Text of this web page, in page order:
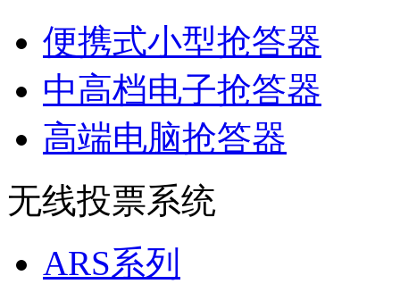
便携式小型抢答器
中高档电子抢答器
高端电脑抢答器
无线投票系统
ARS系列